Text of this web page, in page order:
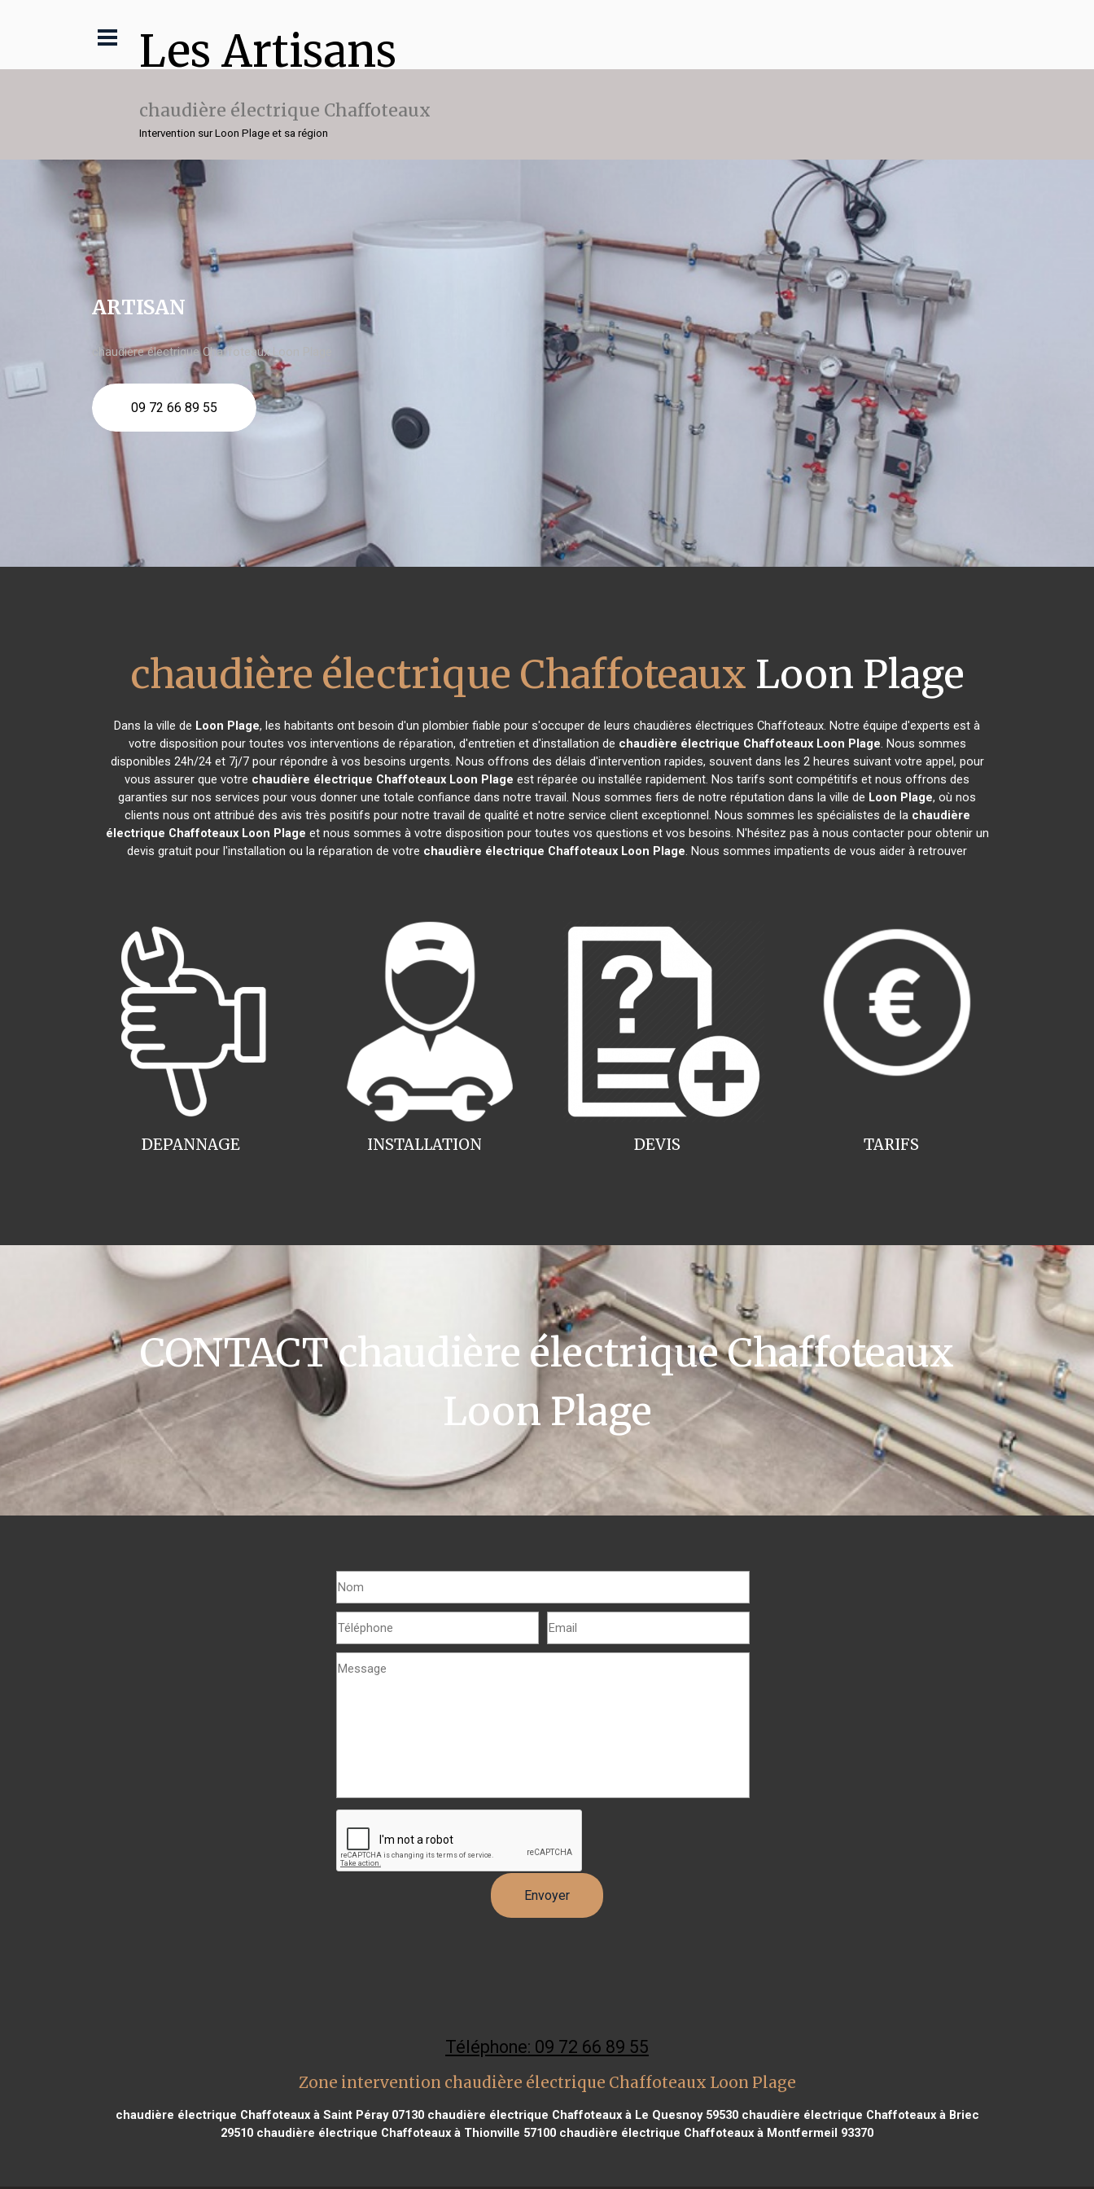
Les Artisans
chaudière électrique Chaffoteaux
Intervention sur Loon Plage et sa région
ARTISAN
chaudière électrique Chaffoteaux Loon Plage
09 72 66 89 55
chaudière électrique Chaffoteaux Loon Plage
Dans la ville de Loon Plage, les habitants ont besoin d'un plombier fiable pour s'occuper de leurs chaudières électriques Chaffoteaux. Notre équipe d'experts est à
votre disposition pour toutes vos interventions de réparation, d'entretien et d'installation de chaudière électrique Chaffoteaux Loon Plage. Nous sommes
disponibles 24h/24 et 7j/7 pour répondre à vos besoins urgents. Nous offrons des délais d'intervention rapides, souvent dans les 2 heures suivant votre appel, pour
vous assurer que votre chaudière électrique Chaffoteaux Loon Plage est réparée ou installée rapidement. Nos tarifs sont compétitifs et nous offrons des
garanties sur nos services pour vous donner une totale confiance dans notre travail. Nous sommes fiers de notre réputation dans la ville de Loon Plage, où nos
clients nous ont attribué des avis très positifs pour notre travail de qualité et notre service client exceptionnel. Nous sommes les spécialistes de la chaudière
électrique Chaffoteaux Loon Plage et nous sommes à votre disposition pour toutes vos questions et vos besoins. N'hésitez pas à nous contacter pour obtenir un
devis gratuit pour l'installation ou la réparation de votre chaudière électrique Chaffoteaux Loon Plage. Nous sommes impatients de vous aider à retrouver
INSTALLATION
DEPANNAGE TARIFS
DEVIS
CONTACT chaudière électrique Chaffoteaux
Loon Plage
Téléphone: 09 72 66 89 55
Zone intervention chaudière électrique Chaffoteaux Loon Plage
chaudière électrique Chaffoteaux à Saint Péray 07130chaudière électrique Chaffoteaux à Le Quesnoy 59530chaudière électrique Chaffoteaux à Briec
29510 chaudière électrique Chaffoteaux à Thionville 57100 chaudière électrique Chaffoteaux à Montfermeil 93370